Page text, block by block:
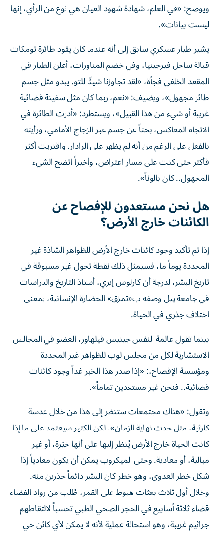
ويوضح: «في العلم، شهادة شهود العيان هي نوع من الرأي، إنها
ليست بيانات».
يشير طيار عسكري سابق إلى أنه عندما كان يقود طائرة تومكات
قبالة ساحل فيرجينيا، وفي خضم المناورات، أعلن الطيار في
المقعد الخلفي فجأة، «لقد تجاوزنا شيئًا للتو. يبدو مثل جسم
طائر مجهول»، ويضيف: «نعم، ربما كان مثل سفينة فضائية
غريبة أو شيء من هذا القبيل»، ويستطرد: «أدرت الطائرة في
الاتجاه المعاكس، بحثاً عن جسم عبر الزجاج الأمامي، ورأيته
بالفعل على الرغم من أنه لم يظهر على الرادار. واقتربت أكثر
فأكثر حتى كنت على مسار اعتراض، وأخيراً اتضح الشيء
المجهول.. كان بالوناً».
هل نحن مستعدون للإفصاح عن
الكائنات خارج الأرض؟
إذا تم تأكيد وجود كائنات خارج الأرض للظواهر الشاذة غير
المحددة يوماً ما، فسيمثل ذلك نقطة تحول غير مسبوقة في
تاريخ البشر، لدرجة أن كارلوس إيري، أستاذ التاريخ والدراسات
في جامعة ييل وصفه ب«تمزق» الحضارة الإنسانية، بمعنى
اختلاف جذري في الحياة.
بينما تقول عالمة النفس جينيس فيلهاور، العضو في المجالس
الاستشارية لكل من مجلس لوب للظواهر غير المحددة
ومؤسسة الإفصاح،: «إذا صدر هذا الخبر غداً وجود كائنات
فضائية.. فنحن غير مستعدين تماماً».
وتقول: «هناك مجتمعات ستنظر إلى هذا من خلال عدسة
كارثية، مثل حدث نهاية الزمان»، لكن الكثير سيعتمد على ما إذا
كانت الحياة خارج الأرض يُنظر إليها على أنها خيّرة، أو غير
مبالية، أو معادية. وحتى الميكروب يمكن أن يكون معادياً إذا
شكل خطر العدوى، وهو خطر كان البشر دائماً حذرين منه.
وخلال أول ثلاث بعثات هبوط على القمر، طُلب من رواد الفضاء
قضاء ثلاثة أسابيع في الحجر الصحي الطبي تحسباً لالتقاطهم
جراثيم غريبة، وهو استحالة عملية لأنه لا يمكن لأي كائن حي